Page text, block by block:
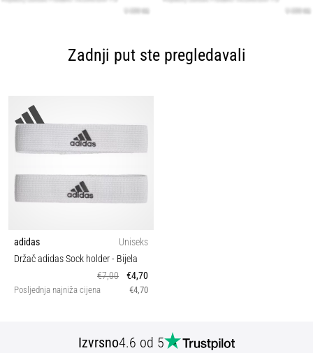
Zadnji put ste pregledavali
adidas
Uniseks
Držač adidas Sock holder- Bijela
€7,00
€4,70
Posljednja najniža cijena €4,70
Izvrsno4.6 od 5